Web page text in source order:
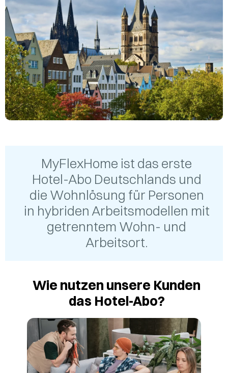
MyFlexHome ist das erste
Hotel-Abo Deutschlands und
die Wohnlösung für Personen
in hybriden Arbeitsmodellen mit
getrenntem Wohn- und
Arbeitsort.
Wie nutzen unsere Kunden
das Hotel-Abo?